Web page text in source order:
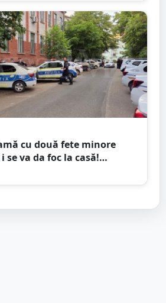
cu două fete minore
va da foc la casă!
începe distracția”